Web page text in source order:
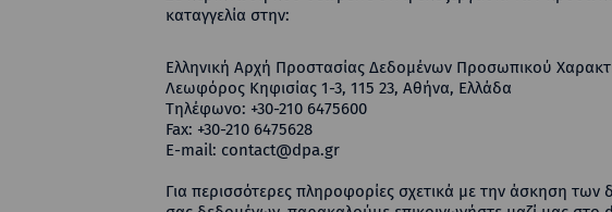
καταγγελία στην:
Ελληνική Αρχή Προστασίας Δεδομένων Προσωπικού
Λεωφόρος Κηφισίας 1-3, 115 23, Αθήνα, Ελλάδα
Τηλέφωνο: +30-210 6475600
Fax: +30-210 6475628
E-mail: contact@dpa.gr
Για περισσότερες πληροφορίες σχετικά με την άσκηση